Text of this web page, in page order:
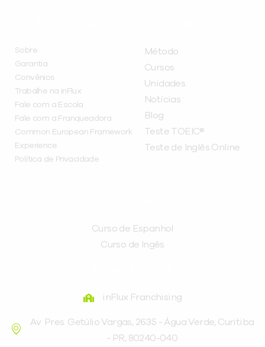
Sobre
Garantia
Convênios
Trabalhe na inFlux
Fale com a Escola
Fale com a Franqueadora
Common European Framework
Experience
Política de Privacidade
Método
Cursos
Unidades
Notícias
Blog
Teste TOEIC®
Teste de Inglês Online
Curso de Espanhol
Curso de Ingês
inFlux Franchising
Av. Pres. Getúlio Vargas, 2635 - Água Verde, Curitiba
- PR, 80240-040